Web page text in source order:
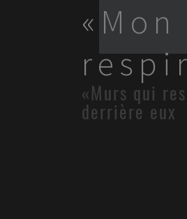
«Murs qui
derrière eux